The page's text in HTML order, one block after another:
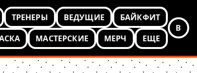
ТРЕНЕРЫ ВЕДУЩИЕ
БАЙКФИТ
МАСТЕРСКИЕ МЕРЧ ЕЩЕ
В